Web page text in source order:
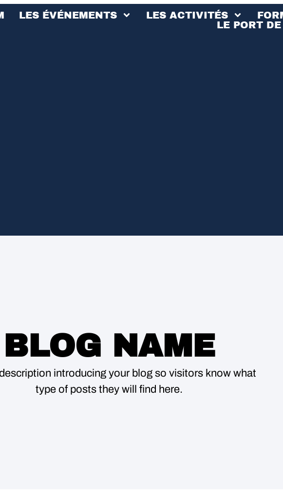
LES ÉVÉNEMENTS LES ACTIVITÉS
LE PORT
BLOG NAME
introducing your blog so visitors know what
type of posts they will find here.